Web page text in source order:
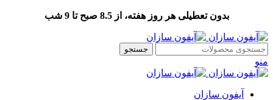
بدون تعطیلی هر روز هفته، از 8.5 صبح تا 9 شب
جستجو
منو
آیفون سازان